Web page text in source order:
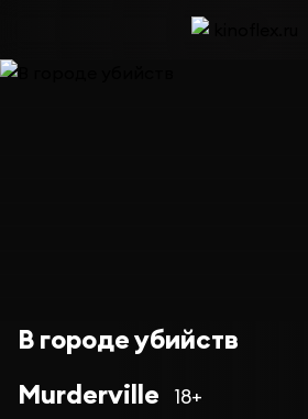
В городе убийств
Murderville
18+